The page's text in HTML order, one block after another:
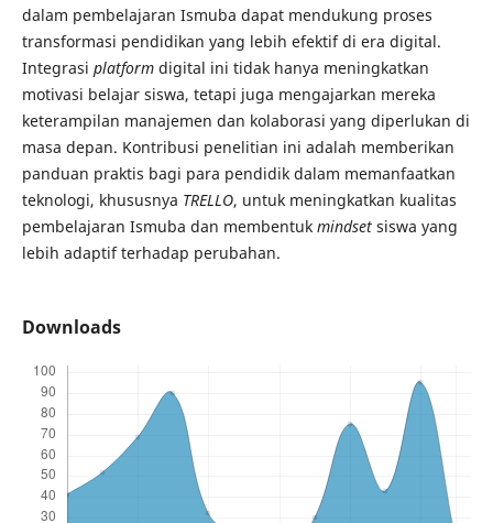
dalam pembelajaran Ismuba dapat mendukung proses
transformasi pendidikan yang lebih efektif di era digital.
Integrasi platformdigital ini tidak hanya meningkatkan
motivasi belajar siswa, tetapi juga mengajarkan mereka
keterampilan manajemen dan kolaborasi yang diperlukan di
masa depan. Kontribusi penelitian ini adalah memberikan
panduan praktis bagi para pendidik dalam memanfaatkan
teknologi, khususnya TRELLO, untuk meningkatkan kualitas
pembelajaran Ismuba dan membentuk mindsetsiswa yang
lebih adaptif terhadap perubahan.
Downloads